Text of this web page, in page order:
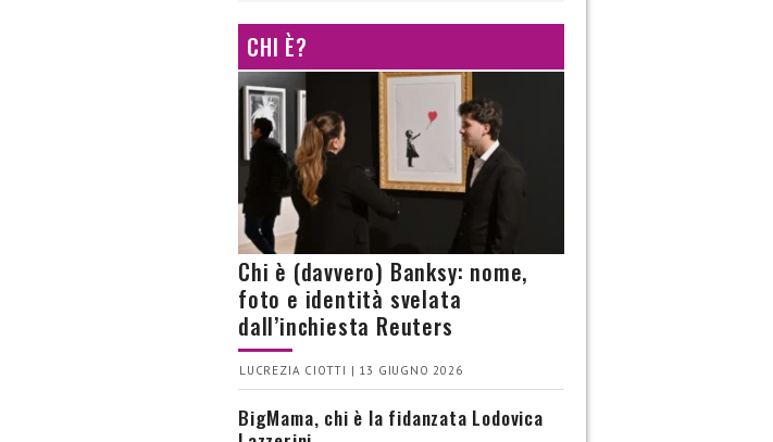
CHI È?
Chi è (davvero) Banksy: nome,
foto e identità svelata
dall’inchiesta Reuters
LUCREZIA CIOTTI | 13 GIUGNO 2026
BigMama, chi è la fidanzata Lodovica